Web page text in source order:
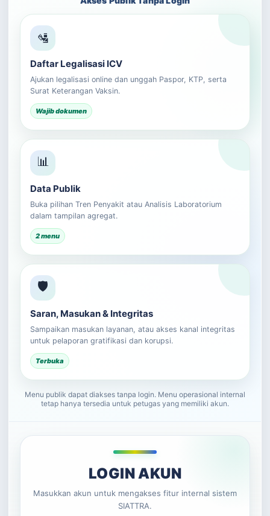
🛂
Daftar Legalisasi ICV
Ajukan legalisasi online dan unggah Paspor, KTP, serta
Surat Keterangan Vaksin.
Wajib dokumen
📊
Data Publik
Buka pilihan Tren Penyakit atau Analisis Laboratorium
dalam tampilan agregat.
2 menu
🛡️
Saran, Masukan & Integritas
Sampaikan masukan layanan, atau akses kanal integritas
untuk pelaporan gratifikasi dan korupsi.
Terbuka
Menu publik dapat diakses tanpa login. Menu operasional internal
tetap hanya tersedia untuk petugas yang memiliki akun.
LOGIN AKUN
Masukkan akun untuk mengakses fitur internal sistem
SIATTRA.